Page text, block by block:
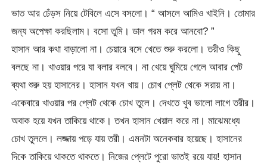
ভাত আর ঢেঁড়স নিয়ে টেবিলে এসে বসলো। “ আসলে আমিও খাইনি। তোমার
জন্য অপেক্ষা করছিলাম। বসো তুমি। ডাল গরম করে আনবো? ”
হাসান আর কথা বাড়ালো না। চেয়ারে বসে খেতে শুরু করলো। তরীও কিছু
বলছে না। খাওয়ার পরে যা বলার বলবে। না খেয়ে ঘুমিয়ে গেলে আবার পেট
ব্যথা শুরু হয় হাসানের। হাসান যখন খায়। চোখ প্লেট থেকে সরায় না।
একেবারে খাওয়ার পর প্লেট থেকে চোখ তুলে। দেখতে খুব ভালো লাগে তরীর।
অবাক হয়ে যখন তাকিয়ে থাকে। তখন হাসান খেয়াল করে না। মাঝেমধ্যে
চোখ তুললে। লজ্জায় পড়ে যায় তরী। এমনটা অনেকবার হয়েছে। হাসানের
দিকে তাকিয়ে থাকতে থাকতে। নিজের প্লেটে পুরো ভাতই রয়ে যায়! হাসান